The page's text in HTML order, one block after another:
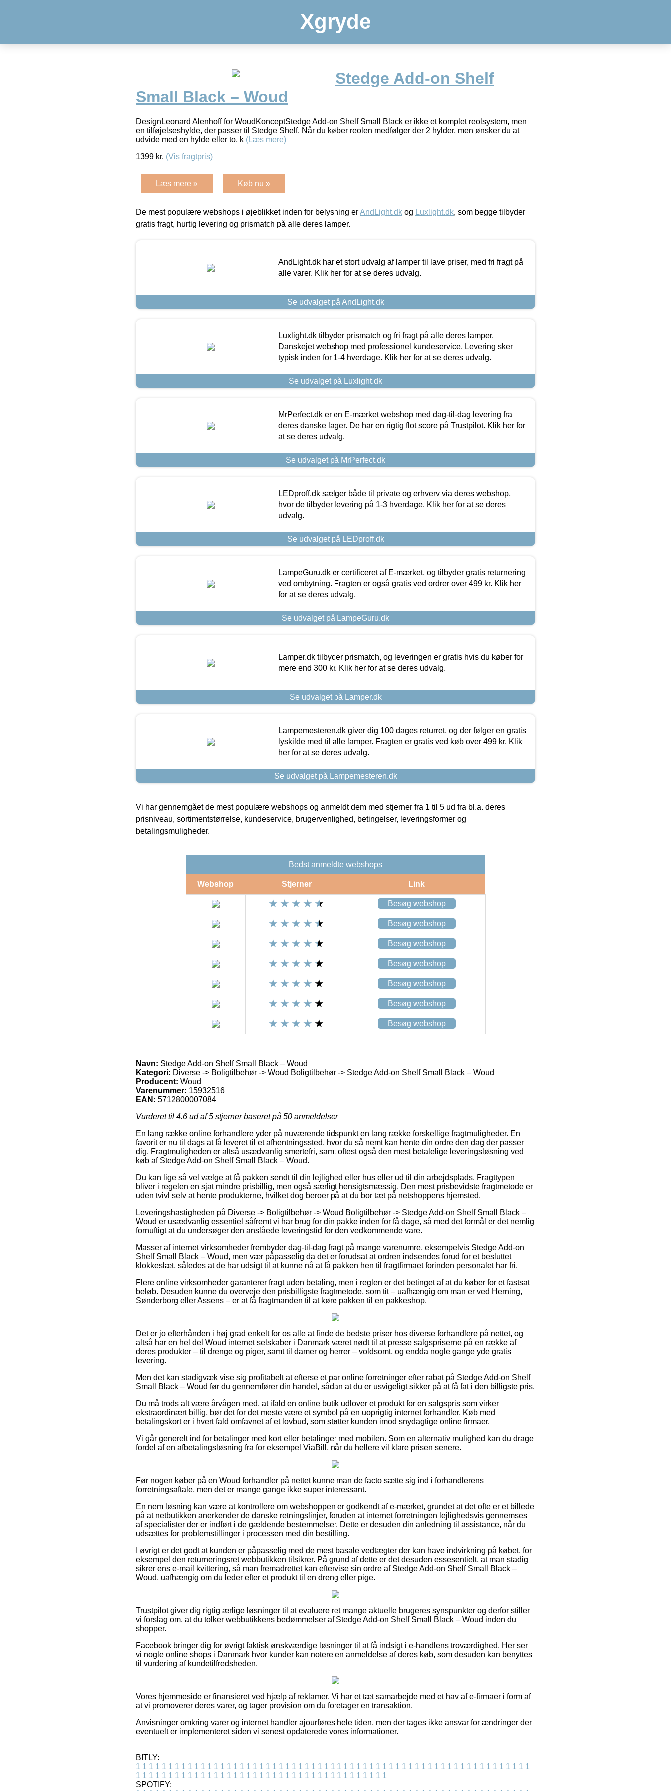
Xgryde
Stedge Add-on Shelf
Small Black – Woud
DesignLeonard Alenhoff for WoudKonceptStedge Add-on Shelf Small Black er ikke et komplet reolsystem, men
en tilføjelseshylde, der passer til Stedge Shelf. Når du køber reolen medfølger der 2 hylder, men ønsker du at
udvide med en hylde eller to, k (Læs mere)
1399 kr. (Vis fragtpris)
Læs mere » Køb nu »
De mest populære webshops i øjeblikket inden for belysning erAndLight.dk og Luxlight.dk, som begge tilbyder
gratis fragt, hurtig levering og prismatch på alle deres lamper.
AndLight.dk har et stort udvalg af lamper til lave priser, med fri fragt på
alle varer. Klik her for at se deres udvalg.
Se udvalget på AndLight.dk
Luxlight.dk tilbyder prismatch og fri fragt på alle deres lamper.
Danskejet webshop med professionel kundeservice. Levering sker
typisk inden for 1-4 hverdage. Klik her for at se deres udvalg.
Se udvalget på Luxlight.dk
MrPerfect.dk er en E-mærket webshop med dag-til-dag levering fra
deres danske lager. De har en rigtig flot score på Trustpilot. Klik her for
at se deres udvalg.
Se udvalget på MrPerfect.dk
LEDproff.dk sælger både til private og erhverv via deres webshop,
hvor de tilbyder levering på 1-3 hverdage. Klik her for at se deres
udvalg.
Se udvalget på LEDproff.dk
LampeGuru.dk er certificeret af E-mærket, og tilbyder gratis returnering
ved ombytning. Fragten er også gratis ved ordrer over 499 kr. Klik her
for at se deres udvalg.
Se udvalget på LampeGuru.dk
Lamper.dk tilbyder prismatch, og leveringen er gratis hvis du køber for
mere end 300 kr. Klik her for at se deres udvalg.
Se udvalget på Lamper.dk
Lampemesteren.dk giver dig 100 dages returret, og der følger en gratis
lyskilde med til alle lamper. Fragten er gratis ved køb over 499 kr. Klik
her for at se deres udvalg.
Se udvalget på Lampemesteren.dk
Vi har gennemgået de mest populære webshops og anmeldt dem med stjerner fra 1 til 5 ud fra bl.a. deres
prisniveau, sortimentstørrelse, kundeservice, brugervenlighed, betingelser, leveringsformer og
betalingsmuligheder.
Bedst anmeldte webshops
Webshop Stjerner Link
Besøg webshop
Besøg webshop
Besøg webshop
Besøg webshop
Besøg webshop
Besøg webshop
Besøg webshop
Navn: Stedge Add-on Shelf Small Black – Woud
Kategori: Diverse -> Boligtilbehør -> Woud Boligtilbehør -> Stedge Add-on Shelf Small Black – Woud
Producent: Woud
Varenummer: 15932516
EAN: 5712800007084
Vurderet til 4.6 ud af 5 stjerner baseret på 50 anmeldelser
En lang række online forhandlere yder på nuværende tidspunkt en lang række forskellige fragtmuligheder. En
favorit er nu til dags at få leveret til et afhentningssted, hvor du så nemt kan hente din ordre den dag der passer
dig. Fragtmuligheden er altså usædvanlig smertefri, samt oftest også den mest betalelige leveringsløsning ved
køb af Stedge Add-on Shelf Small Black – Woud.
Du kan lige så vel vælge at få pakken sendt til din lejlighed eller hus eller ud til din arbejdsplads. Fragttypen
bliver i regelen en sjat mindre prisbillig, men også særligt hensigtsmæssig. Den mest prisbevidste fragtmetode er
uden tvivl selv at hente produkterne, hvilket dog beroer på at du bor tæt på netshoppens hjemsted.
Leveringshastigheden på Diverse -> Boligtilbehør -> Woud Boligtilbehør -> Stedge Add-on Shelf Small Black –
Woud er usædvanlig essentiel såfremt vi har brug for din pakke inden for få dage, så med det formål er det nemlig
fornuftigt at du undersøger den anslåede leveringstid for den vedkommende vare.
Masser af internet virksomheder frembyder dag-til-dag fragt på mange varenumre, eksempelvis Stedge Add-on
Shelf Small Black – Woud, men vær påpasselig da det er forudsat at ordren indsendes forud for et besluttet
klokkeslæt, således at de har udsigt til at kunne nå at få pakken hen til fragtfirmaet forinden personalet har fri.
Flere online virksomheder garanterer fragt uden betaling, men i reglen er det betinget af at du køber for et fastsat
beløb. Desuden kunne du overveje den prisbilligste fragtmetode, som tit – uafhængig om man er ved Herning,
Sønderborg eller Assens – er at få fragtmanden til at køre pakken til en pakkeshop.
Det er jo efterhånden i høj grad enkelt for os alle at finde de bedste priser hos diverse forhandlere på nettet, og
altså har en hel del Woud internet selskaber i Danmark været nødt til at presse salgspriserne på en række af
deres produkter – til drenge og piger, samt til damer og herrer – voldsomt, og endda nogle gange yde gratis
levering.
Men det kan stadigvæk vise sig profitabelt at efterse et par online forretninger efter rabat på Stedge Add-on Shelf
Small Black – Woud før du gennemfører din handel, sådan at du er usvigeligt sikker på at få fat i den billigste pris.
Du må trods alt være årvågen med, at ifald en online butik udlover et produkt for en salgspris som virker
ekstraordinært billig, bør det for det meste være et symbol på en uoprigtig internet forhandler. Køb med
betalingskort er i hvert fald omfavnet af et lovbud, som støtter kunden imod snydagtige online firmaer.
Vi går generelt ind for betalinger med kort eller betalinger med mobilen. Som en alternativ mulighed kan du drage
fordel af en afbetalingsløsning fra for eksempel ViaBill, når du hellere vil klare prisen senere.
Før nogen køber på en Woud forhandler på nettet kunne man de facto sætte sig ind i forhandlerens
forretningsaftale, men det er mange gange ikke super interessant.
En nem løsning kan være at kontrollere om webshoppen er godkendt af e-mærket, grundet at det ofte er et billede
på at netbutikken anerkender de danske retningslinjer, foruden at internet forretningen lejlighedsvis gennemses
af specialister der er indført i de gældende bestemmelser. Dette er desuden din anledning til assistance, når du
udsættes for problemstillinger i processen med din bestilling.
I øvrigt er det godt at kunden er påpasselig med de mest basale vedtægter der kan have indvirkning på købet, for
eksempel den returneringsret webbutikken tilsikrer. På grund af dette er det desuden essesentielt, at man stadig
sikrer ens e-mail kvittering, så man fremadrettet kan eftervise sin ordre af Stedge Add-on Shelf Small Black –
Woud, uafhængig om du leder efter et produkt til en dreng eller pige.
Trustpilot giver dig rigtig ærlige løsninger til at evaluere ret mange aktuelle brugeres synspunkter og derfor stiller
vi forslag om, at du tolker webbutikkens bedømmelser af Stedge Add-on Shelf Small Black – Woud inden du
shopper.
Facebook bringer dig for øvrigt faktisk ønskværdige løsninger til at få indsigt i e-handlens troværdighed. Her ser
vi nogle online shops i Danmark hvor kunder kan notere en anmeldelse af deres køb, som desuden kan benyttes
til vurdering af kundetilfredsheden.
Vores hjemmeside er finansieret ved hjælp af reklamer. Vi har et tæt samarbejde med et hav af e-firmaer i form af
at vi promoverer deres varer, og tager provision om du foretager en transaktion.
Anvisninger omkring varer og internet handler ajourføres hele tiden, men der tages ikke ansvar for ændringer der
eventuelt er implementeret siden vi senest opdaterede vores informationer.
BITLY:
1 1 1 1 1 1 1 1 1 1 1 1 1 1 1 1 1 1 1 1 1 1 1 1 1 1 1 1 1 1 1 1 1 1 1 1 1 1 1 1 1 1 1 1 1 1 1 1 1 1 1 1 1 1 1 1 1 1 1 1 1
1 1 1 1 1 1 1 1 1 1 1 1 1 1 1 1 1 1 1 1 1 1 1 1 1 1 1 1 1 1 1 1 1 1 1 1 1 1 1
SPOTIFY: